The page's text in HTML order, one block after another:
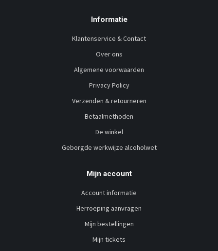
Informatie
Klantenservice & Contact
Over ons
Algemene voorwaarden
Privacy Policy
Verzenden & retourneren
Betaalmethoden
De winkel
Geborgde werkwijze alcoholwet
Mijn account
Account informatie
Herroeping aanvragen
Mijn bestellingen
Mijn tickets